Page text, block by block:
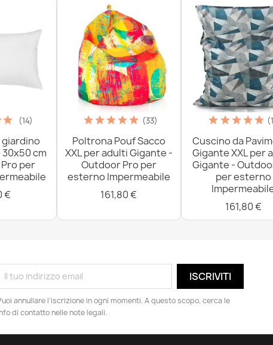
(14)
giardino
cm
per
€
(33)
Poltrona Pouf Sacco
XXL per adulti Gigante -
Outdoor Pro per
esterno Impermeabile
161,80 €
Cuscino da
Gigante XXL per
Gigante -
per esterno
161,80 €
annullare l'iscrizione in ogni momenti. A questo scopo, cerca le
di contatto nelle note legali.